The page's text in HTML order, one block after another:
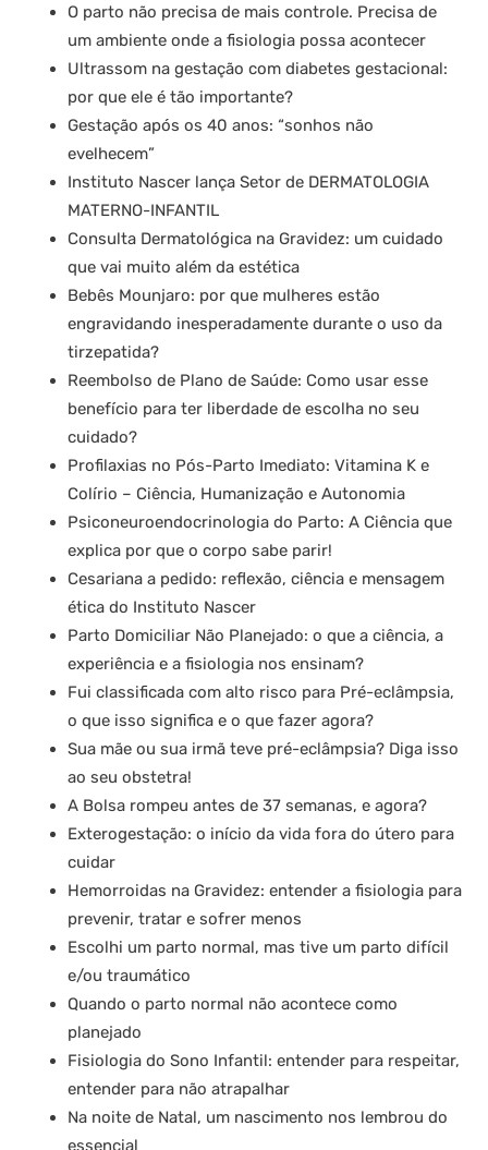
O parto não precisa de mais controle. Precisa de
um ambiente onde a fisiologia possa acontecer
Ultrassom na gestação com diabetes gestacional:
por que ele é tão importante?
Gestação após os 40 anos: “sonhos não
evelhecem”
Instituto Nascer lança Setor de DERMATOLOGIA
MATERNO-INFANTIL
Consulta Dermatológica na Gravidez: um cuidado
que vai muito além da estética
Bebês Mounjaro: por que mulheres estão
engravidando inesperadamente durante o uso da
tirzepatida?
Reembolso de Plano de Saúde: Como usar esse
benefício para ter liberdade de escolha no seu
cuidado?
Profilaxias no Pós-Parto Imediato: Vitamina K e
Colírio – Ciência, Humanização e Autonomia
Psiconeuroendocrinologia do Parto: A Ciência que
explica por que o corpo sabe parir!
Cesariana a pedido: reflexão, ciência e mensagem
ética do Instituto Nascer
Parto Domiciliar Não Planejado: o que a ciência, a
experiência e a fisiologia nos ensinam?
Fui classificada com alto risco para Pré-eclâmpsia,
o que isso significa e o que fazer agora?
Sua mãe ou sua irmã teve pré-eclâmpsia? Diga isso
ao seu obstetra!
A Bolsa rompeu antes de 37 semanas, e agora?
Exterogestação: o início da vida fora do útero para
cuidar
Hemorroidas na Gravidez: entender a fisiologia para
prevenir, tratar e sofrer menos
Escolhi um parto normal, mas tive um parto difícil
e/ou traumático
Quando o parto normal não acontece como
planejado
Fisiologia do Sono Infantil: entender para respeitar,
entender para não atrapalhar
Na noite de Natal, um nascimento nos lembrou do
essencial